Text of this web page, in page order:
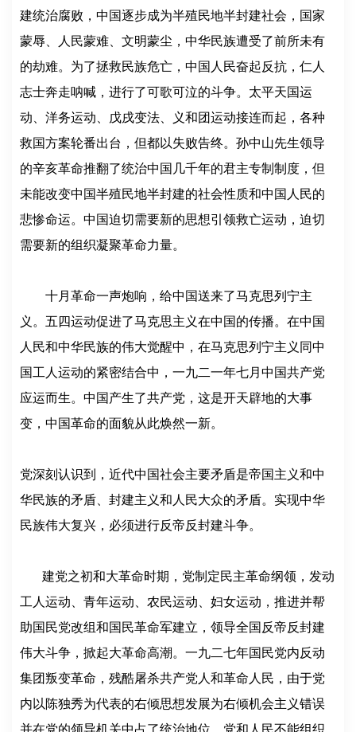
建统治腐败，中国逐步成为半殖民地半封建社会，国家
蒙辱、人民蒙难、文明蒙尘，中华民族遭受了前所未有
的劫难。为了拯救民族危亡，中国人民奋起反抗，仁人
志士奔走呐喊，进行了可歌可泣的斗争。太平天国运
动、洋务运动、戊戌变法、义和团运动接连而起，各种
救国方案轮番出台，但都以失败告终。孙中山先生领导
的辛亥革命推翻了统治中国几千年的君主专制制度，但
未能改变中国半殖民地半封建的社会性质和中国人民的
悲惨命运。中国迫切需要新的思想引领救亡运动，迫切
需要新的组织凝聚革命力量。
十月革命一声炮响，给中国送来了马克思列宁主
义。五四运动促进了马克思主义在中国的传播。在中国
人民和中华民族的伟大觉醒中，在马克思列宁主义同中
国工人运动的紧密结合中，一九二一年七月中国共产党
应运而生。中国产生了共产党，这是开天辟地的大事
变，中国革命的面貌从此焕然一新。
党深刻认识到，近代中国社会主要矛盾是帝国主义和中
华民族的矛盾、封建主义和人民大众的矛盾。实现中华
民族伟大复兴，必须进行反帝反封建斗争。
建党之初和大革命时期，党制定民主革命纲领，发动
工人运动、青年运动、农民运动、妇女运动，推进并帮
助国民党改组和国民革命军建立，领导全国反帝反封建
伟大斗争，掀起大革命高潮。一九二七年国民党内反动
集团叛变革命，残酷屠杀共产党人和革命人民，由于党
内以陈独秀为代表的右倾思想发展为右倾机会主义错误